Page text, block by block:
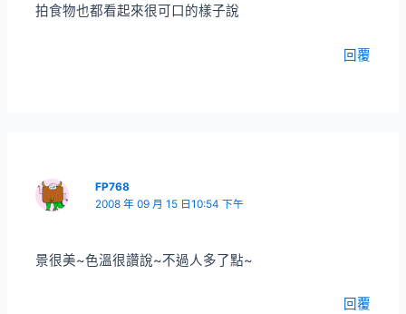
拍食物也都看起來很可口的樣子說
回覆
FP768
2008 年 09 月 15 日10:54 下午
景很美~色溫很讚說~不過人多了點~
回覆